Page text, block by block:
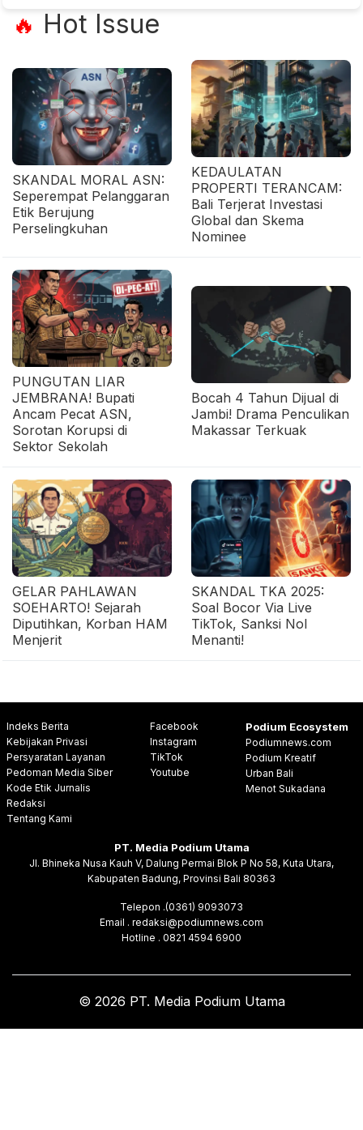
🔥 Hot Issue
SKANDAL MORAL ASN:
Seperempat Pelanggaran
Etik Berujung
Perselingkuhan
KEDAULATAN
PROPERTI TERANCAM:
Bali Terjerat Investasi
Global dan Skema
Nominee
PUNGUTAN LIAR
JEMBRANA! Bupati
Ancam Pecat ASN,
Sorotan Korupsi di
Sektor Sekolah
Bocah 4 Tahun Dijual di
Jambi! Drama Penculikan
Makassar Terkuak
GELAR PAHLAWAN
SOEHARTO! Sejarah
Diputihkan, Korban HAM
Menjerit
SKANDAL TKA 2025:
Soal Bocor Via Live
TikTok, Sanksi Nol
Menanti!
Indeks Berita
Kebijakan Privasi
Persyaratan Layanan
Pedoman Media Siber
Kode Etik Jurnalis
Redaksi
Tentang Kami
Facebook
Instagram
TikTok
Youtube
Podium Ecosystem
Podiumnews.com
Podium Kreatif
Urban Bali
Menot Sukadana
PT. Media Podium Utama
Jl. Bhineka Nusa Kauh V, Dalung Permai Blok P No 58, Kuta Utara,
Kabupaten Badung, Provinsi Bali 80363
Telepon .(0361) 9093073
Email . redaksi@podiumnews.com
Hotline . 0821 4594 6900
© 2026 PT. Media Podium Utama